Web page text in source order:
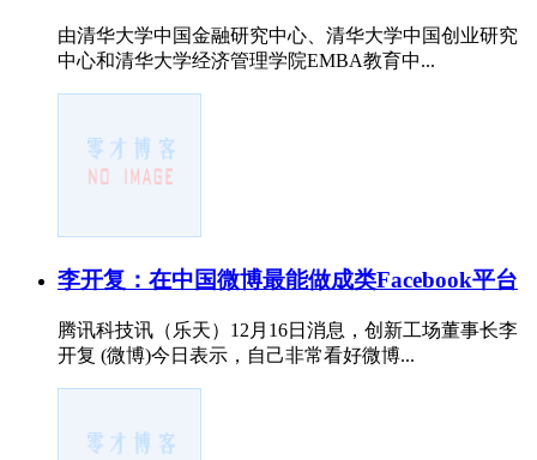
由清华大学中国金融研究中心、清华大学中国创业研究
中心和清华大学经济管理学院EMBA教育中...
李开复：在中国微博最能做成类Facebook平台
腾讯科技讯（乐天）12月16日消息，创新工场董事长李
开复 (微博)今日表示，自己非常看好微博...